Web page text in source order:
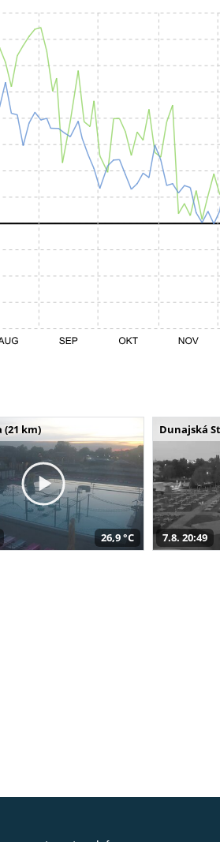
(21 km)
26,9 °C
Dunajská
7.8. 20:49